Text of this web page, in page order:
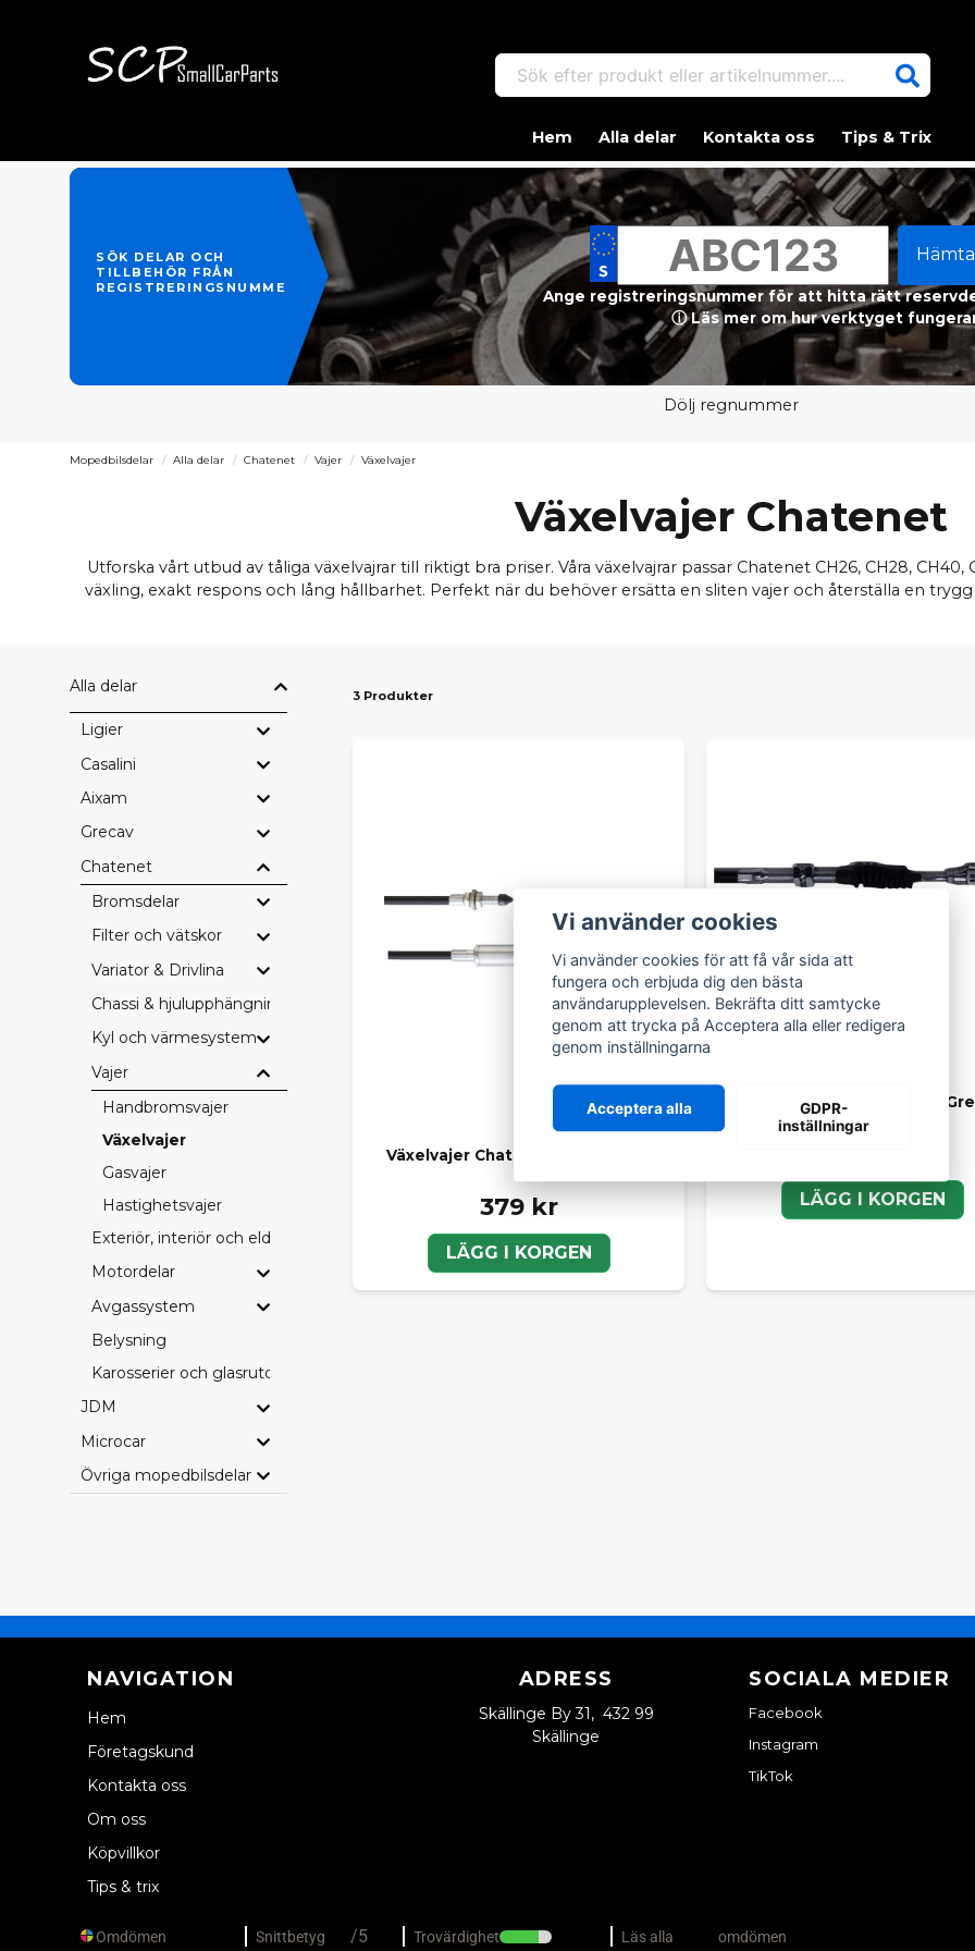
Sök efter produkt eller artikelnummer....
Hem Alla delar Kontakta oss Tips & Trix
SÖK DELAR OCH
TILLBEHÖR FRÅN
REGISTRERINGSNUMMER
Ange registreringsnummer för att hitta rätt
ⓘ Läs mer om hur verktyget
Dölj regnummer
Mopedbilsdelar Alla delar Chatenet Vajer Växelvajer
Växelvajer Chatenet
Utforska vårt utbud av tåliga växelvajrar till riktigt bra priser. Våra växelvajrar passar Chatenet CH26, CH28,
växling, exakt respons och lång hållbarhet. Perfekt när du behöver ersätta en sliten vajer och återställa en
Alla delar
Ligier
Casalini
Aixam
Grecav
Chatenet
Bromsdelar
Filter och vätskor
Variator & Drivlina
Chassi & hjulupphängning
Kyl och värmesystem
Vajer
Handbromsvajer
Växelvajer
Gasvajer
Hastighetsvajer
Exteriör, interiör och eldetaljer
Motordelar
Avgassystem
Belysning
Karosserier och glasrutor
JDM
Microcar
Övriga mopedbilsdelar
3 Produkter
Växelvajer Chatenet mopedbilar
379 kr
LÄGG I KORGEN
Växelvajer Chatenet och
LÄGG I KORGEN
NAVIGATION
Hem
Företagskund
Kontakta oss
Om oss
Köpvillkor
Tips & trix
ADRESS
Skällinge By 31, 432 99
Skällinge
SOCIALA MEDIER
Facebook
Instagram
TikTok
Vi använder cookies
Vi använder cookies för att få vår sida att
fungera och erbjuda dig den bästa
användarupplevelsen. Bekräfta ditt samtycke
genom att trycka på Acceptera alla eller redigera
genom inställningarna
Acceptera alla
GDPR-
inställningar